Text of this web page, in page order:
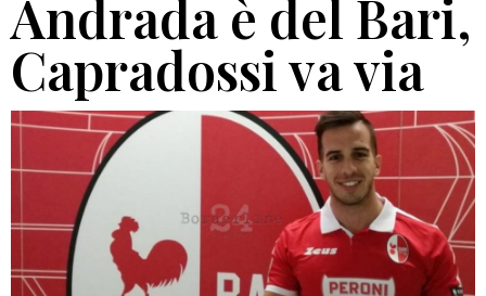
Andrada è del Bari,
Capradossi va via